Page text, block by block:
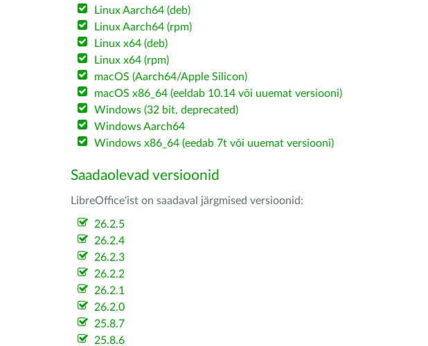
Linux Aarch64 (deb)
Linux Aarch64 (rpm)
Linux x64 (deb)
Linux x64 (rpm)
macOS (Aarch64/Apple Silicon)
macOS x86_64 (eeldab 10.14 või uuemat versiooni)
Windows (32 bit, deprecated)
Windows Aarch64
Windows x86_64 (eedab 7t või uuemat versiooni)
Saadaolevad versioonid
LibreOffice'ist on saadaval järgmised versioonid:
26.2.5
26.2.4
26.2.3
26.2.2
26.2.1
26.2.0
25.8.7
25.8.6